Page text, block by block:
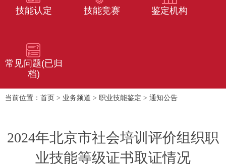
技能认定 技能竞赛 鉴定机构
常见问题(已归
档)
当前位置： 首页 > 业务频道 > 职业技能鉴定 > 通知公告
2024年北京市社会培训评价组织职
业技能等级证书取证情况